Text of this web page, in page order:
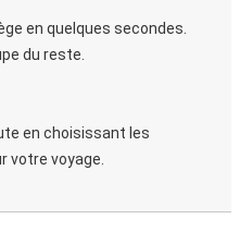
en quelques secondes.
du reste.
en choisissant les
voyage.